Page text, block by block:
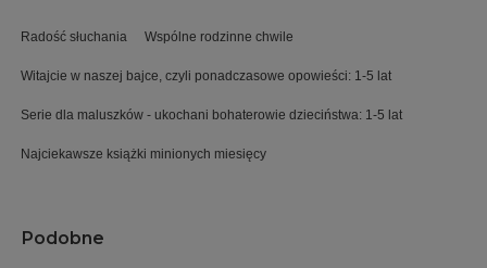
Radość słuchania Wspólne rodzinne chwile
Witajcie w naszej bajce, czyli ponadczasowe opowieści: 1-5 lat
Serie dla maluszków - ukochani bohaterowie dzieciństwa: 1-5 lat
Najciekawsze książki minionych miesięcy
Podobne